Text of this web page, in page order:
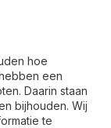
hoe
een
Daarin staan
bijhouden. Wij
te